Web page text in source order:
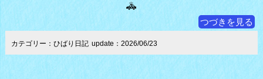
🚓
つづきを見る
カテゴリー：ひばり日記 update：2026/06/23